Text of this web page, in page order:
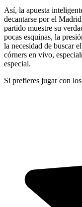
Así, la apuesta
decantarse por el
partido muestre su
pocas esquinas, la
la necesidad de buscar
córners en vivo,
especial.
Si prefieres jugar con